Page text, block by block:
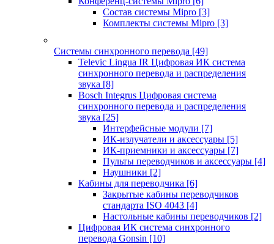
Состав системы Mipro [3]
Комплекты системы Mipro [3]
Системы синхронного перевода [49]
Televic Lingua IR Цифровая ИК система
синхронного перевода и распределения
звука [8]
Bosch Integrus Цифровая система
синхронного перевода и распределения
звука [25]
Интерфейсные модули [7]
ИК-излучатели и аксессуары [5]
ИК-приемники и аксессуары [7]
Пульты переводчиков и аксессуары [4]
Наушники [2]
Кабины для переводчика [6]
Закрытые кабины переводчиков
стандарта ISO 4043 [4]
Настольные кабины переводчиков [2]
Цифровая ИК система синхронного
перевода Gonsin [10]